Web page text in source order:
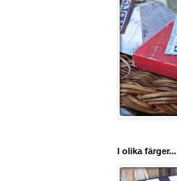
I olika färger...